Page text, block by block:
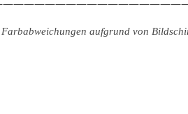
Farbabweichungen aufgrund von